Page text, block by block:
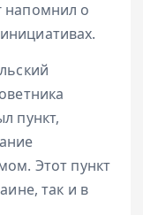
напомнил о
пункт,
Этот пункт
так и в